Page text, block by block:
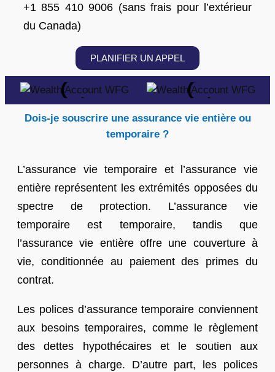
+1 855 410 9006 (sans frais pour l’extérieur
du Canada)
PLANIFIER UN APPEL
Dois-je souscrire une assurance vie entière ou
temporaire ?
L’assurance vie temporaire et l’assurance vie
entière représentent les extrémités opposées du
spectre de protection. L’assurance vie
temporaire est temporaire, tandis que
l’assurance vie entière offre une couverture à
vie, conditionnée au paiement des primes du
contrat.
Les polices d’assurance temporaire conviennent
aux besoins temporaires, comme le règlement
des dettes hypothécaires et le soutien aux
personnes à charge. D’autre part, les polices